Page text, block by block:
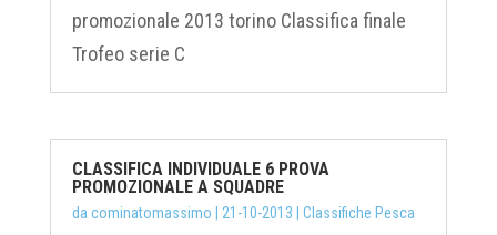
promozionale 2013 torino Classifica finale
Trofeo serie C
CLASSIFICA INDIVIDUALE 6 PROVA
PROMOZIONALE A SQUADRE
da cominatomassimo 21-10-2013
Classifiche Pesca